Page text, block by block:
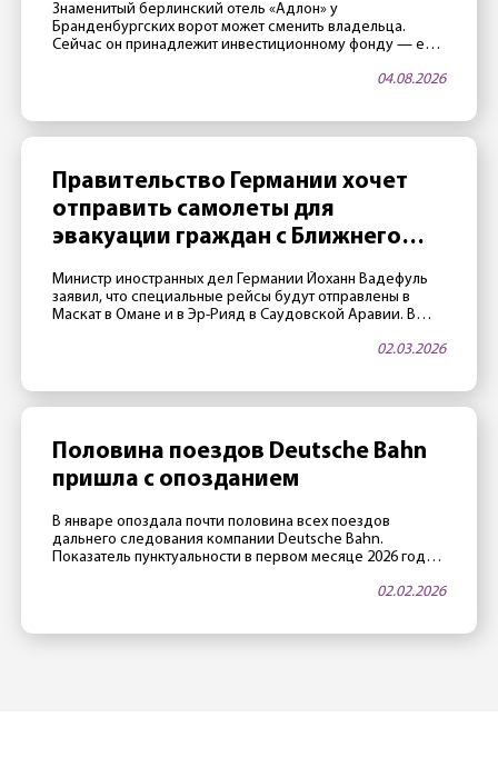
Знаменитый берлинский отель «Адлон» у
Бранденбургских ворот может сменить владельца.
Сейчас он принадлежит инвестиционному фонду — его
хотят продать отель. Не последнюю роль играет и
закрытый фонд Fundus-Fund 31. По данным издания
04.08.2026
Правительство Германии хочет
отправить самолеты для
эвакуации граждан с Ближнего
Министр иностранных дел Германии Йоханн Вадефуль
заявил, что специальные рейсы будут отправлены в
Маскат в Омане и в Эр-Рияд в Саудовской Аравии. В
авиакомпания Lufthansa в переговорах с МИД Германии
зарегистрироваться на антикризисном портале ELEFAND
02.03.2026
Половина поездов Deutsche Bahn
пришла с опозданием
В январе опоздала почти половина всех поездов
дальнего следования компании Deutsche Bahn.
Показатель пунктуальности в первом месяце 2026 года
При этом в DB «пунктуальным» считается поезд, который
02.02.2026